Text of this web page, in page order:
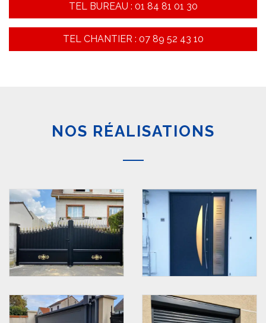
TEL BUREAU : 01 84 81 01 30
TEL CHANTIER : 07 89 52 43 10
NOS RÉALISATIONS